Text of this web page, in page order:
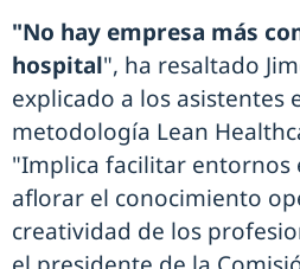
"No hay empresa más
hospital", ha resaltado
explicado a los asistentes
metodología Lean
"Implica facilitar entornos
aflorar el conocimiento
creatividad de los